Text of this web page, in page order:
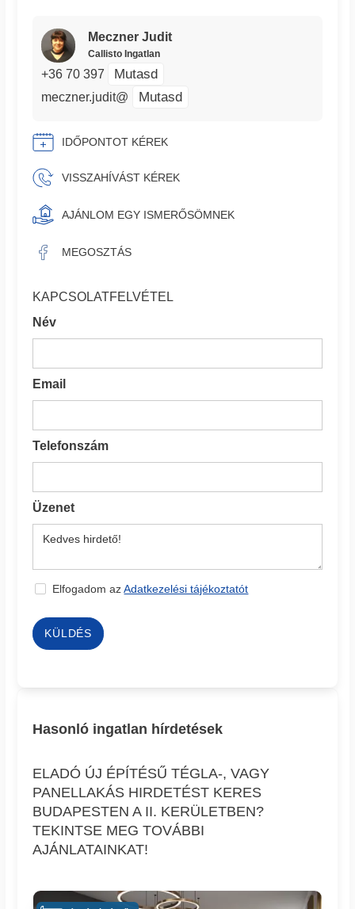
Meczner Judit
Callisto Ingatlan
+36 70 397 Mutasd
meczner.judit@ Mutasd
IDŐPONTOT KÉREK
VISSZAHÍVÁST KÉREK
AJÁNLOM EGY ISMERŐSÖMNEK
MEGOSZTÁS
KAPCSOLATFELVÉTEL
Név
Email
Telefonszám
Üzenet
Elfogadom azAdatkezelési tájékoztatót
KÜLDÉS
Hasonló ingatlan hírdetések
ELADÓ ÚJ ÉPÍTÉSŰ TÉGLA-, VAGY
PANELLAKÁS HIRDETÉST KERES
BUDAPESTEN A II. KERÜLETBEN?
TEKINTSE MEG TOVÁBBI
AJÁNLATAINKAT!